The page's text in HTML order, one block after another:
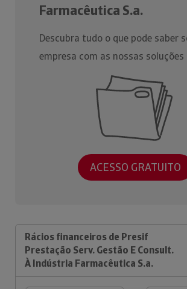
Farmacêutica S.a.
Descubra tudo o que pode saber
empresa com as nossas soluções
ACESSO GRATUITO
Rácios financeiros de Presif
Prestação Serv. Gestão E Consult.
À Indústria Farmacêutica S.a.